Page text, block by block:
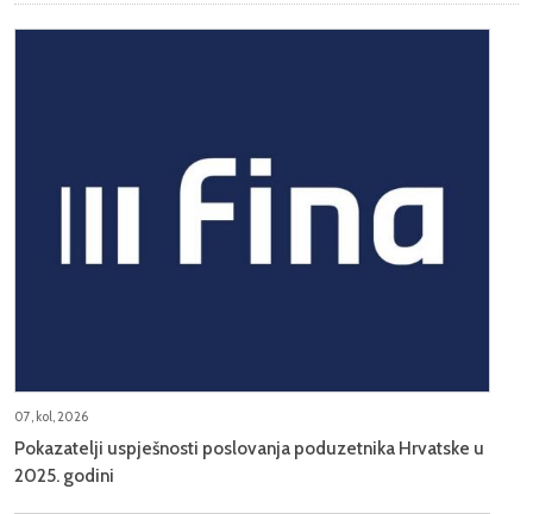
07, kol, 2026
Pokazatelji uspješnosti poslovanja poduzetnika Hrvatske u
2025. godini